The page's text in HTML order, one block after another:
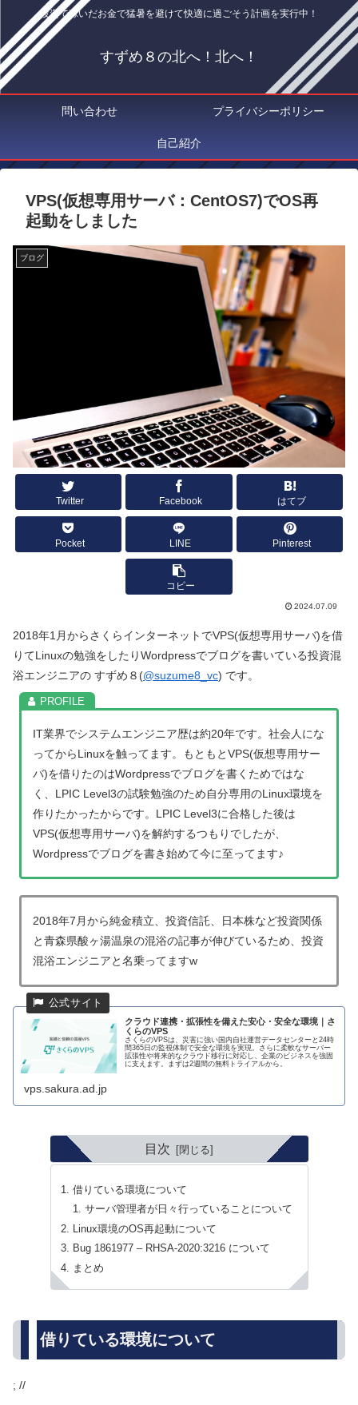
投資で稼いだお金で猛暑を避けて快適に過ごそう計画を実行中！
すずめ８の北へ！北へ！
問い合わせ プライバシーポリシー
自己紹介
VPS(仮想専用サーバ：CentOS7)でOS再
起動をしました
ブログ
Twitter Facebook はてブ
Pocket LINE Pinterest
コピー
2024.07.09
2018年1月からさくらインターネットでVPS(仮想専用サーバ)を借
りてLinuxの勉強をしたりWordpressでブログを書いている投資混
浴エンジニアの すずめ８(@suzume8_vc) です。
IT業界でシステムエンジニア歴は約20年です。社会人にな
ってからLinuxを触ってます。もともとVPS(仮想専用サー
バ)を借りたのはWordpressでブログを書くためではな
く、LPIC Level3の試験勉強のため自分専用のLinux環境を
作りたかったからです。LPIC Level3に合格した後は
VPS(仮想専用サーバ)を解約するつもりでしたが、
Wordpressでブログを書き始めて今に至ってます♪
2018年7月から純金積立、投資信託、日本株など投資関係
と青森県酸ヶ湯温泉の混浴の記事が伸びているため、投資
混浴エンジニアと名乗ってますw
クラウド連携・拡張性を備えた安心・安全な環境｜さ
くらのVPS
さくらのVPSは、災害に強い国内自社運営データセンターと24時
間365日の監視体制で安全な環境を実現。さらに柔軟なサーバー
拡張性や将来的なクラウド移行に対応し、企業のビジネスを強固
に支えます。まずは2週間の無料トライアルから。
vps.sakura.ad.jp
目次
借りている環境について
サーバ管理者が日々行っていることについて
Linux環境のOS再起動について
Bug 1861977 – RHSA-2020:3216 について
まとめ
借りている環境について
; //